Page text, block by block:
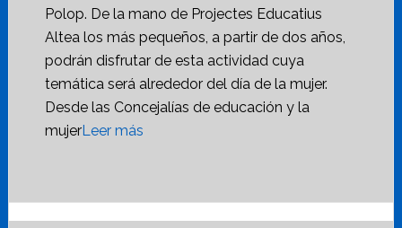
Polop. De la mano de Projectes Educatius
Altea los más pequeños, a partir de dos años,
podrán disfrutar de esta actividad cuya
temática será alrededor del día de la mujer.
Desde las Concejalías de educación y la
mujerLeer más